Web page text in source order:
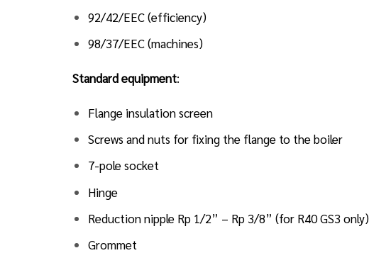
92/42/EEC (efficiency)
98/37/EEC (machines)
Standard equipment:
Flange insulation screen
Screws and nuts for fixing the flange to the boiler
7-pole socket
Hinge
Reduction nipple Rp 1/2” – Rp 3/8” (for R40 GS3 only)
Grommet